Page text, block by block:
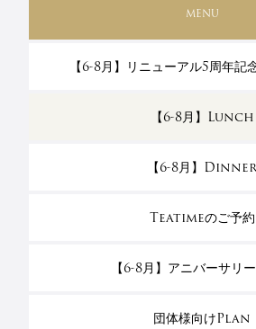
MENU
【6-8月】リニューアル5周年記
【6-8月】Lunch
【6-8月】Dinner
Teatimeのご予約
【6-8月】アニバーサリ
団体様向けPlan